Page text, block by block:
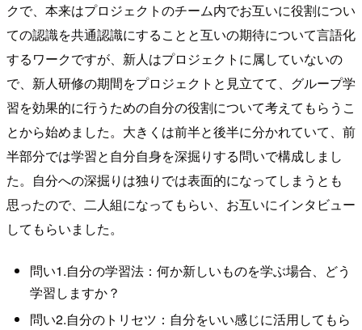
クで、本来はプロジェクトのチーム内でお互いに役割につい
ての認識を共通認識にすることと互いの期待について言語化
するワークですが、新人はプロジェクトに属していないの
で、新人研修の期間をプロジェクトと見立てて、グループ学
習を効果的に行うための自分の役割について考えてもらうこ
とから始めました。大きくは前半と後半に分かれていて、前
半部分では学習と自分自身を深掘りする問いで構成しまし
た。自分への深掘りは独りでは表面的になってしまうとも
思ったので、二人組になってもらい、お互いにインタビュー
してもらいました。
問い1.自分の学習法：何か新しいものを学ぶ場合、どう
学習しますか？
問い2.自分のトリセツ：自分をいい感じに活用してもら